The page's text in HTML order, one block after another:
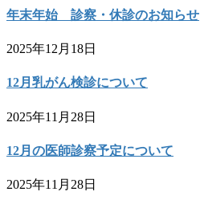
年末年始 診察・休診のお知らせ
2025年12月18日
12月乳がん検診について
2025年11月28日
12月の医師診察予定について
2025年11月28日